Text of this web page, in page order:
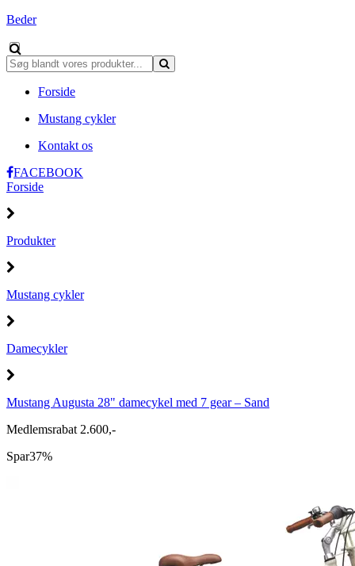
Beder
Forside
Mustang cykler
Kontakt os
FACEBOOK
Forside
Produkter
Mustang cykler
Damecykler
Mustang Augusta 28" damecykel med 7 gear – Sand
Medlemsrabat 2.600,-
Spar37%